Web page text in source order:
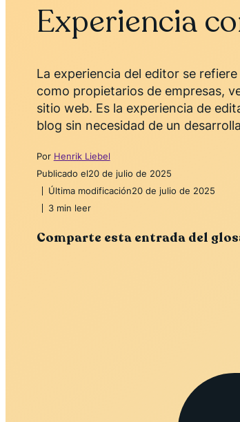
Experiencia
La experiencia del editor se
como propietarios de empresas,
sitio web. Es la experiencia de
blog sin necesidad de un
Por Henrik Liebel
Publicado el20 de julio de 2025
Última modificación20 de julio de 2025
3 min leer
Comparte esta entrada del